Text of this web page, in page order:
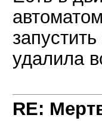
удалила
RE: